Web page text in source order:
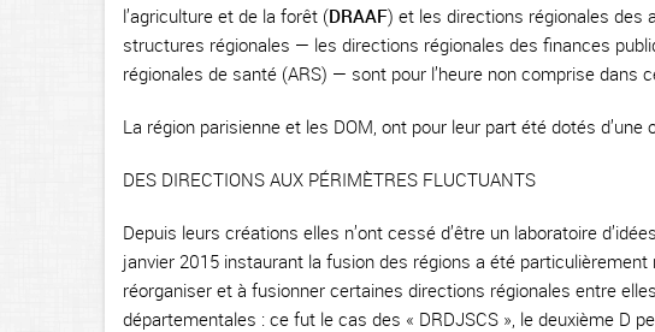
l’agriculture et de la forêt (DRAAF) et les directions régionales des
structures régionales — les directions régionales des finances
régionales de santé (ARS) — sont pour l’heure non comprise dans
La région parisienne et les DOM, ont pour leur part été dotés d’une
DES DIRECTIONS AUX PÉRIMÈTRES FLUCTUANTS
Depuis leurs créations elles n’ont cessé d’être un laboratoire
janvier 2015 instaurant la fusion des régions a été particulièrement
réorganiser et à fusionner certaines directions régionales entre
départementales : ce fut le cas des « DRDJSCS », le deuxième D